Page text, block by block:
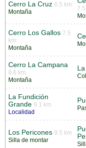
Cerro La Cruz 6.5 km
Montaña
Cerro Los Gallos 7.5
km
Montaña
Cerro La Campana
8.6 km
Montaña
La Fundición
Grande 9.1 km
Localidad
Los Pericones 9.5 km
Silla de montar